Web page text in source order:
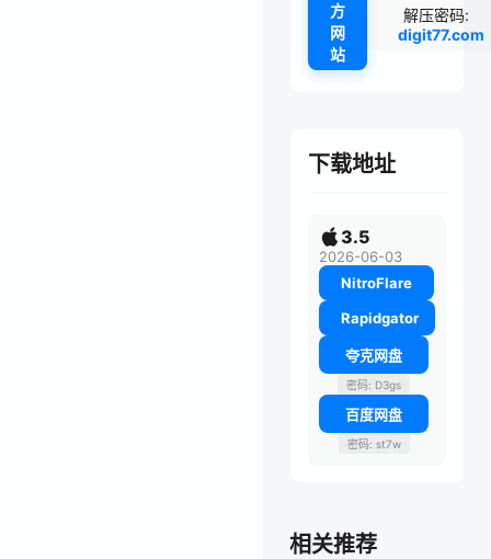
方
网
站
解压密码:
digit77.com
下载地址
3.5
2026-06-03
NitroFlare
Rapidgator
夸克网盘
密码: D3gs
百度网盘
密码: st7w
相关推荐